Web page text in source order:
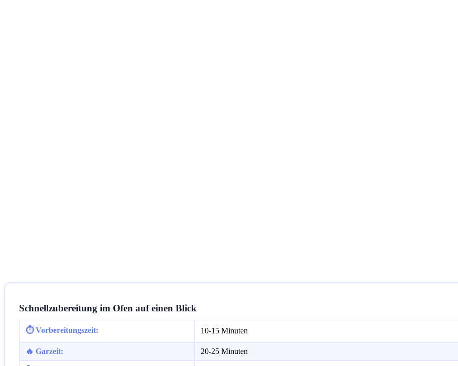
Schnellzubereitung im Ofen auf einen Blick
⏱️ Vorbereitungszeit: 10-15 Minuten
🔥 Garzeit: 20-25 Minuten